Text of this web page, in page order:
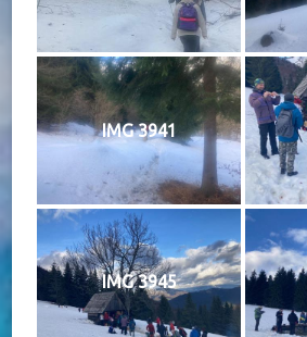
IMG 3941
IMG 3945